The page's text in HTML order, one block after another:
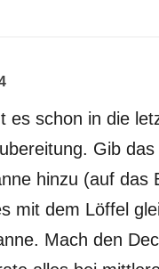
es schon in die
Gib
hinzu (auf das
mit dem Löffel
Mach den